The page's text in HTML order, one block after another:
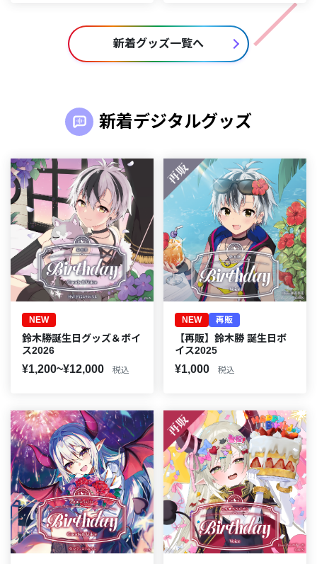
新着グッズ一覧へ
新着デジタルグッズ
NEW
鈴木勝誕生日グッズ＆ボイ
ス2026
¥1,200~¥12,000 税込
NEW 再販
【再販】鈴木勝 誕生日ボ
イス2025
¥1,000 税込